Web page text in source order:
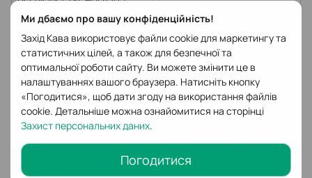
Ми дбаємо про вашу конфіденційність!
Захід Кава використовує файли cookie для маркетингу та
статистичних цілей, а також для безпечної та
оптимальної роботи сайту. Ви можете змінити це в
налаштуваннях вашого браузера. Натисніть кнопку
«Погодитися», щоб дати згоду на використання файлів
cookie. Детальніше можна ознайомитися на сторінці
Захист персональних даних.
Погодитися
Артикул: ASC1369
Murotti Angelo SRL
Порошок для декальцинації
Nitido Decalcinet 1 кг
564 грн
Артикул: 9V133
Порошок для чистки груп
Dusty Caff